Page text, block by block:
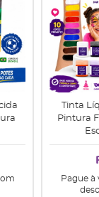
Tinta
Pintura
Pague à